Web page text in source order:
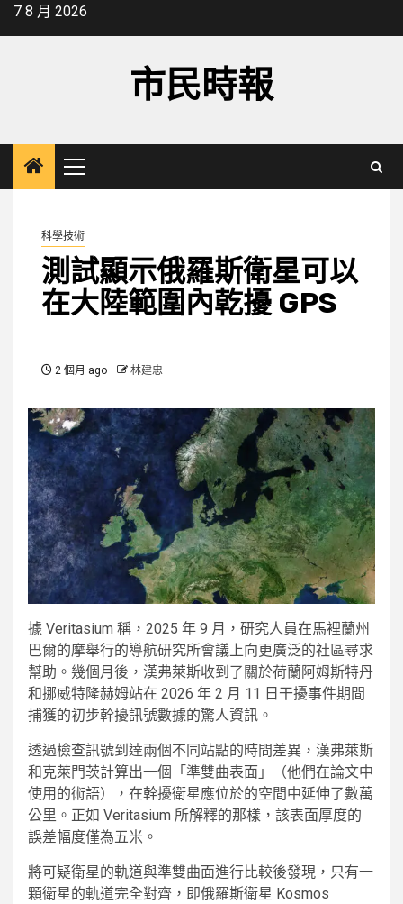
Skip7 8 月 2026
市民時報
Primary
Menu
科學技術
測試顯示俄羅斯衛星可以
在大陸範圍內乾擾 GPS
2 個月 ago 林建忠
據 Veritasium 稱，2025 年 9 月，研究人員在馬裡蘭州
巴爾的摩舉行的導航研究所會議上向更廣泛的社區尋求
幫助。幾個月後，漢弗萊斯收到了關於荷蘭阿姆斯特丹
和挪威特隆赫姆站在 2026 年 2 月 11 日干擾事件期間
捕獲的初步幹擾訊號數據的驚人資訊。
透過檢查訊號到達兩個不同站點的時間差異，漢弗萊斯
和克萊門茨計算出一個「準雙曲表面」（他們在論文中
使用的術語），在幹擾衛星應位於的空間中延伸了數萬
公里。正如 Veritasium 所解釋的那樣，該表面厚度的
誤差幅度僅為五米。
將可疑衛星的軌道與準雙曲面進行比較後發現，只有一
顆衛星的軌道完全對齊，即俄羅斯衛星 Kosmos